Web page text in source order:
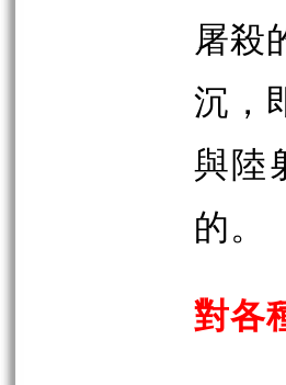
屠殺
沉，
與陸
的。
對各